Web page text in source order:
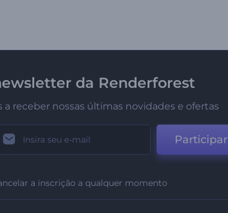
da Renderforest
a receber nossas últimas novidades e ofertas
Participar
a inscrição a qualquer momento